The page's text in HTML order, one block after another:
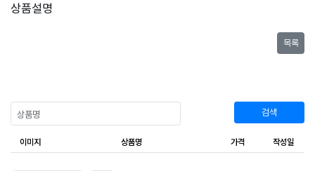
상품설명
목록
검색
이미지 상품명 가격 작성일